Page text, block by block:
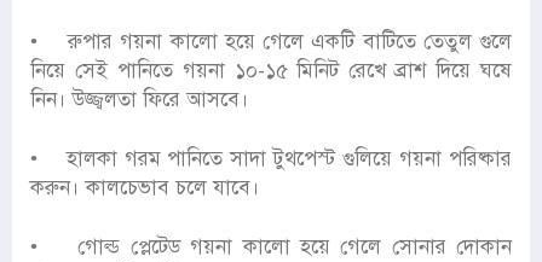
• রুপার গয়না কালো হয়ে গেলে একটি বাটিতে তেতুল গুলে
নিয়ে সেই পানিতে গয়না ১০-১৫ মিনিট রেখে ব্রাশ দিয়ে ঘষে
নিন। উজ্জ্বলতা ফিরে আসবে।
• হালকা গরম পানিতে সাদা টুথপেস্ট গুলিয়ে গয়না পরিষ্কার
করুন। কালচেভাব চলে যাবে।
• গোল্ড প্লেটেড গয়না কালো হয়ে গেলে সোনার দোকান